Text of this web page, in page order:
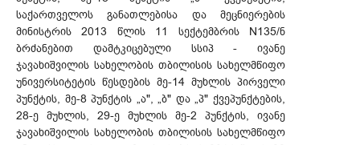
საქართველოს განათლებისა და მეცნიერების
მინისტრის 2013 წლის 11 სექტემბრის N135/ნ
ბრძანებით დამტკიცებული სსიპ - ივანე
ჯავახიშვილის სახელობის თბილისის სახელმწიფო
უნივერსიტეტის წესდების მე-14 მუხლის პირველი
პუნქტის, მე-8 პუნქტის „ა", „ბ" და „პ" ქვეპუნქტების,
28-ე მუხლის, 29-ე მუხლის მე-2 პუნქტის, ივანე
ჯავახიშვილის სახელობის თბილისის სახელმწიფო